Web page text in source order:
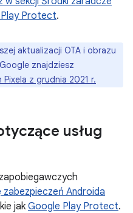
Protect.
aktualizacji OTA i obrazu
znajdziesz
z grudnia 2021 r.
usług
Androida
jak Google Play Protect.